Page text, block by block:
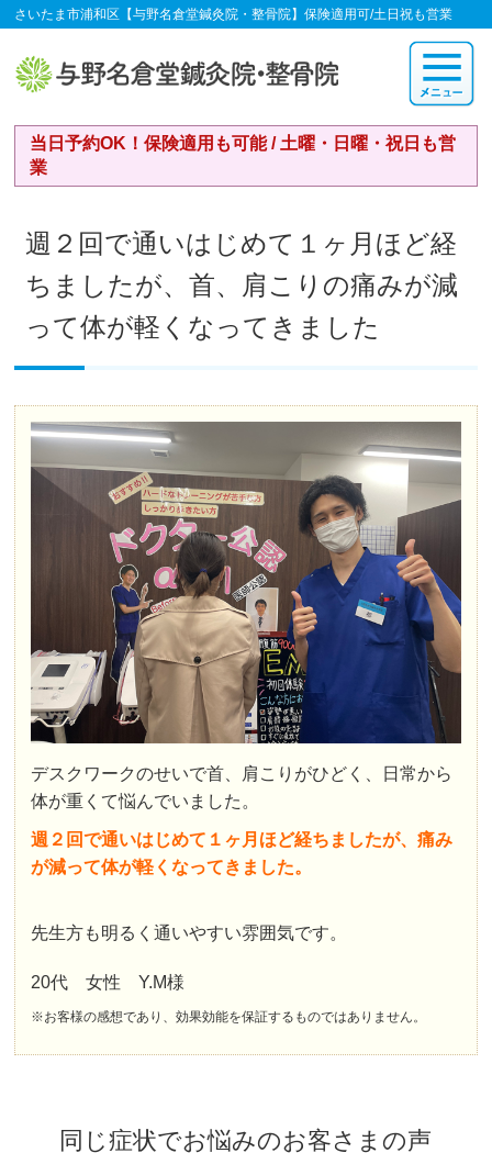
さいたま市浦和区【与野名倉堂鍼灸院・整骨院】保険適用可/土日祝も営業
当日予約OK！保険適用も可能 / 土曜・日曜・祝日も営
業
週２回で通いはじめて１ヶ月ほど経
ちましたが、首、肩こりの痛みが減
って体が軽くなってきました
デスクワークのせいで首、肩こりがひどく、日常から
体が重くて悩んでいました。
週２回で通いはじめて１ヶ月ほど経ちましたが、痛み
が減って体が軽くなってきました。
先生方も明るく通いやすい雰囲気です。
20代 女性 Y.M様
※お客様の感想であり、効果効能を保証するものではありません。
同じ症状でお悩みのお客さまの声